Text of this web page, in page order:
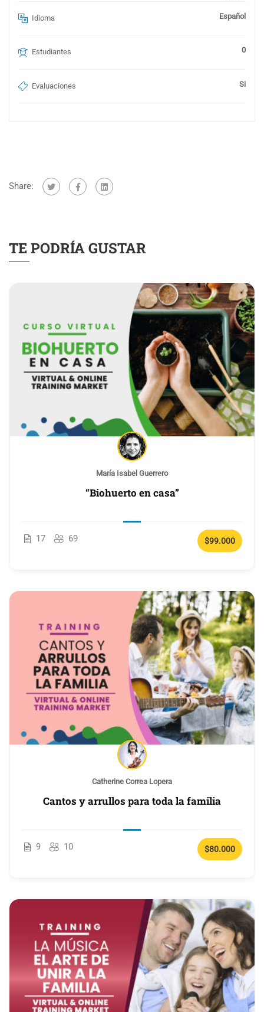
Idioma Español
Estudiantes 0
Evaluaciones Si
Share:
TE PODRÍA GUSTAR
María Isabel Guerrero
“Biohuerto en casa”
17 69 $99.000
Catherine Correa Lopera
Cantos y arrullos para toda la familia
9 10 $80.000